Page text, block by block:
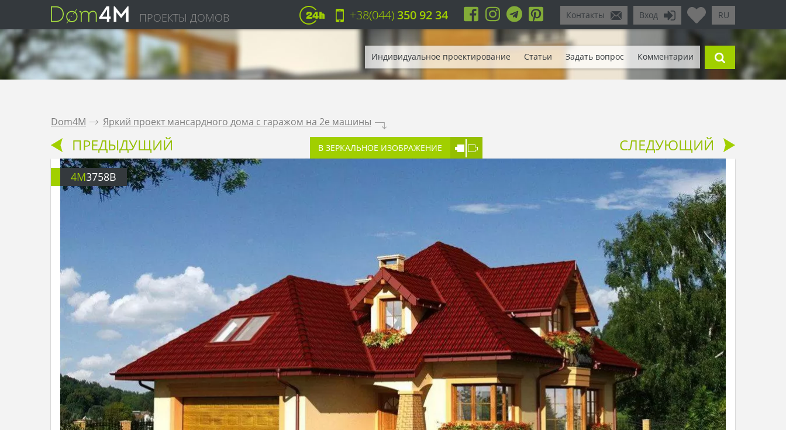
ПРОЕКТЫ ДОМОВ RU
Вход
Контакты
+38(044)350 92 34
Индивидуальное проектирование Статьи Задать вопрос Комментарии
Dom4M . Яркий проект мансардного дома с гаражом на 2е машины .
ПРЕДЫДУЩИЙ В ЗЕРКАЛЬНОЕ ИЗОБРАЖЕНИЕ СЛЕДУЮЩИЙ
4M3758B